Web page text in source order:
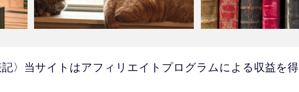
記〉当サイトはアフィリエイトプログラムによる収益を得